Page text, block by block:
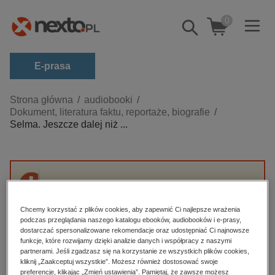
Pokaż/schowaj
wyszukiwarkę
0
E-prasa
Kategorie
Zobacz wszystkie E-prasa
biznesowe, branżowe, gospodarka
darmowe wydania
edukacja
hobby, sport, rozrywka
komputery, internet, technologie, informatyka
Strona główna
audiobooki
Dokument, literatura faktu, reportaże, biografie
Selma. Jeszcze dalej niż ...
High-contrast mode
Polecane
Chcemy korzystać z plików cookies, aby zapewnić Ci najlepsze wrażenia
podczas przeglądania naszego katalogu ebooków, audiobooków i e-prasy,
dostarczać spersonalizowane rekomendacje oraz udostępniać Ci najnowsze
funkcje, które rozwijamy dzięki analizie danych i współpracy z naszymi
partnerami. Jeśli zgadzasz się na korzystanie ze wszystkich plików cookies,
kliknij „Zaakceptuj wszystkie”. Możesz również dostosować swoje
preferencje, klikając „Zmień ustawienia”. Pamiętaj, że zawsze możesz